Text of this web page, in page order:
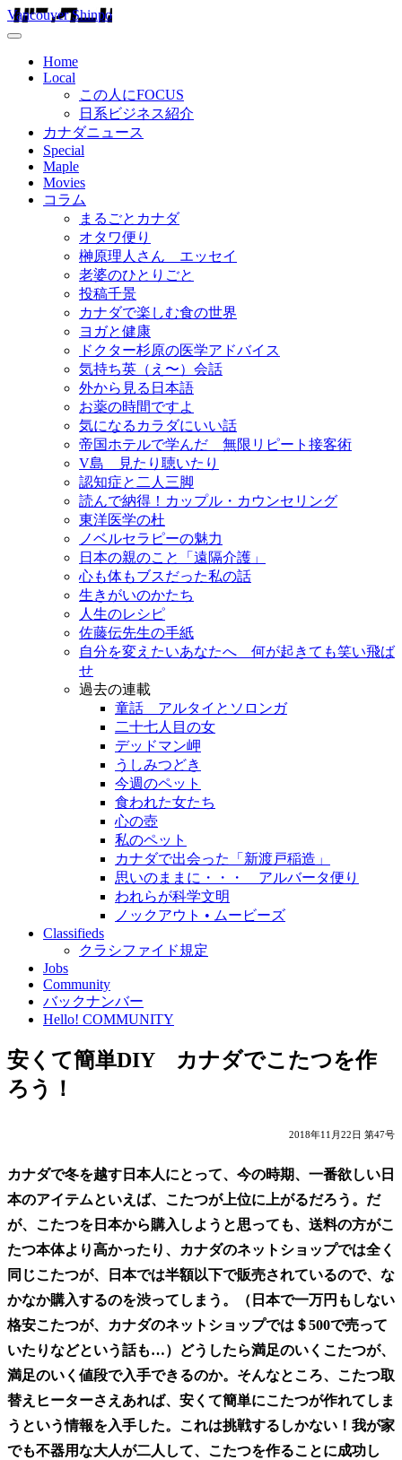
Vancouver Shinpo
Home
Local
この人にFOCUS
日系ビジネス紹介
カナダニュース
Special
Maple
Movies
コラム
まるごとカナダ
オタワ便り
榊原理人さん エッセイ
老婆のひとりごと
投稿千景
カナダで楽しむ食の世界
ヨガと健康
ドクター杉原の医学アドバイス
気持ち英（え〜）会話
外から見る日本語
お薬の時間ですよ
気になるカラダにいい話
帝国ホテルで学んだ 無限リピート接客術
V島 見たり聴いたり
認知症と二人三脚
読んで納得！カップル・カウンセリング
東洋医学の杜
ノベルセラピーの魅力
日本の親のこと「遠隔介護」
心も体もブスだった私の話
生きがいのかたち
人生のレシピ
佐藤伝先生の手紙
自分を変えたいあなたへ 何が起きても笑い飛ば
せ
過去の連載
童話 アルタイとソロンガ
二十七人目の女
デッドマン岬
うしみつどき
今週のペット
食われた女たち
心の壺
私のペット
カナダで出会った「新渡戸稲造」
思いのままに・・・ アルバータ便り
われらが科学文明
ノックアウト • ムービーズ
Classifieds
クラシファイド規定
Jobs
Community
バックナンバー
Hello! COMMUNITY
安くて簡単DIY カナダでこたつを作
ろう！
2018年11月22日 第47号
カナダで冬を越す日本人にとって、今の時期、一番欲しい日
本のアイテムといえば、こたつが上位に上がるだろう。だ
が、こたつを日本から購入しようと思っても、送料の方がこ
たつ本体より高かったり、カナダのネットショップでは全く
同じこたつが、日本では半額以下で販売されているので、な
かなか購入するのを渋ってしまう。（日本で一万円もしない
格安こたつが、カナダのネットショップでは＄500で売って
いたりなどという話も…）どうしたら満足のいくこたつが、
満足のいく値段で入手できるのか。そんなところ、こたつ取
替えヒーターさえあれば、安くて簡単にこたつが作れてしま
うという情報を入手した。これは挑戦するしかない！我が家
でも不器用な大人が二人して、こたつを作ることに成功し